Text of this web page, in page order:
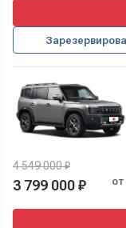
4 549 000 ₽
3 799 000 ₽